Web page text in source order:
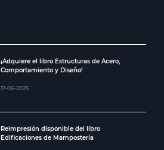
¡Adquiere el libro Estructuras de Acero,
Comportamiento y Diseño!
17-06-2025
Reimpresión disponible del libro
Edificaciones de Mampostería